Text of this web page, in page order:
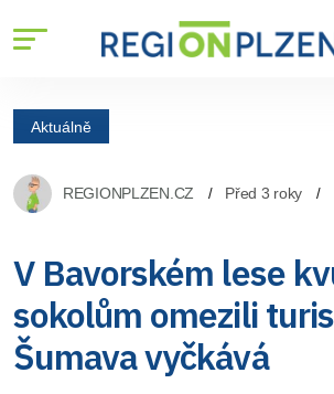
Aktuálně
REGIONPLZEN.CZ Před 3 roky
V Bavorském lese
sokolům omezili
Šumava vyčkává